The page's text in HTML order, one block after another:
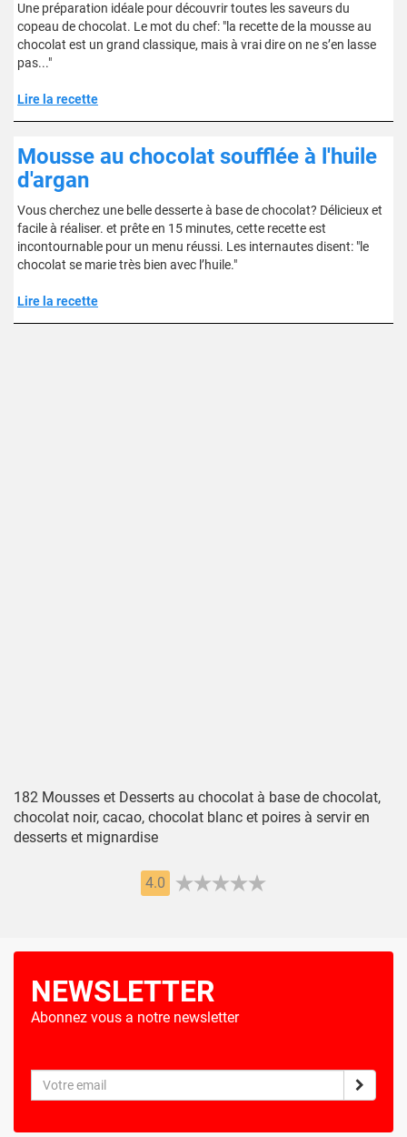
Une préparation idéale pour découvrir toutes les saveurs du
copeau de chocolat. Le mot du chef: "la recette de la mousse au
chocolat est un grand classique, mais à vrai dire on ne s’en lasse
pas..."
Lire la recette
Mousse au chocolat soufflée à l'huile
d'argan
Vous cherchez une belle desserte à base de chocolat? Délicieux et
facile à réaliser. et prête en 15 minutes, cette recette est
incontournable pour un menu réussi. Les internautes disent: "le
chocolat se marie très bien avec l’huile."
Lire la recette
182 Mousses et Desserts au chocolat à base de chocolat,
chocolat noir, cacao, chocolat blanc et poires à servir en
desserts et mignardise
4.0
NEWSLETTER
Abonnez vous a notre newsletter